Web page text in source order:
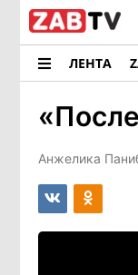
ЛЕНТА
Анжелика